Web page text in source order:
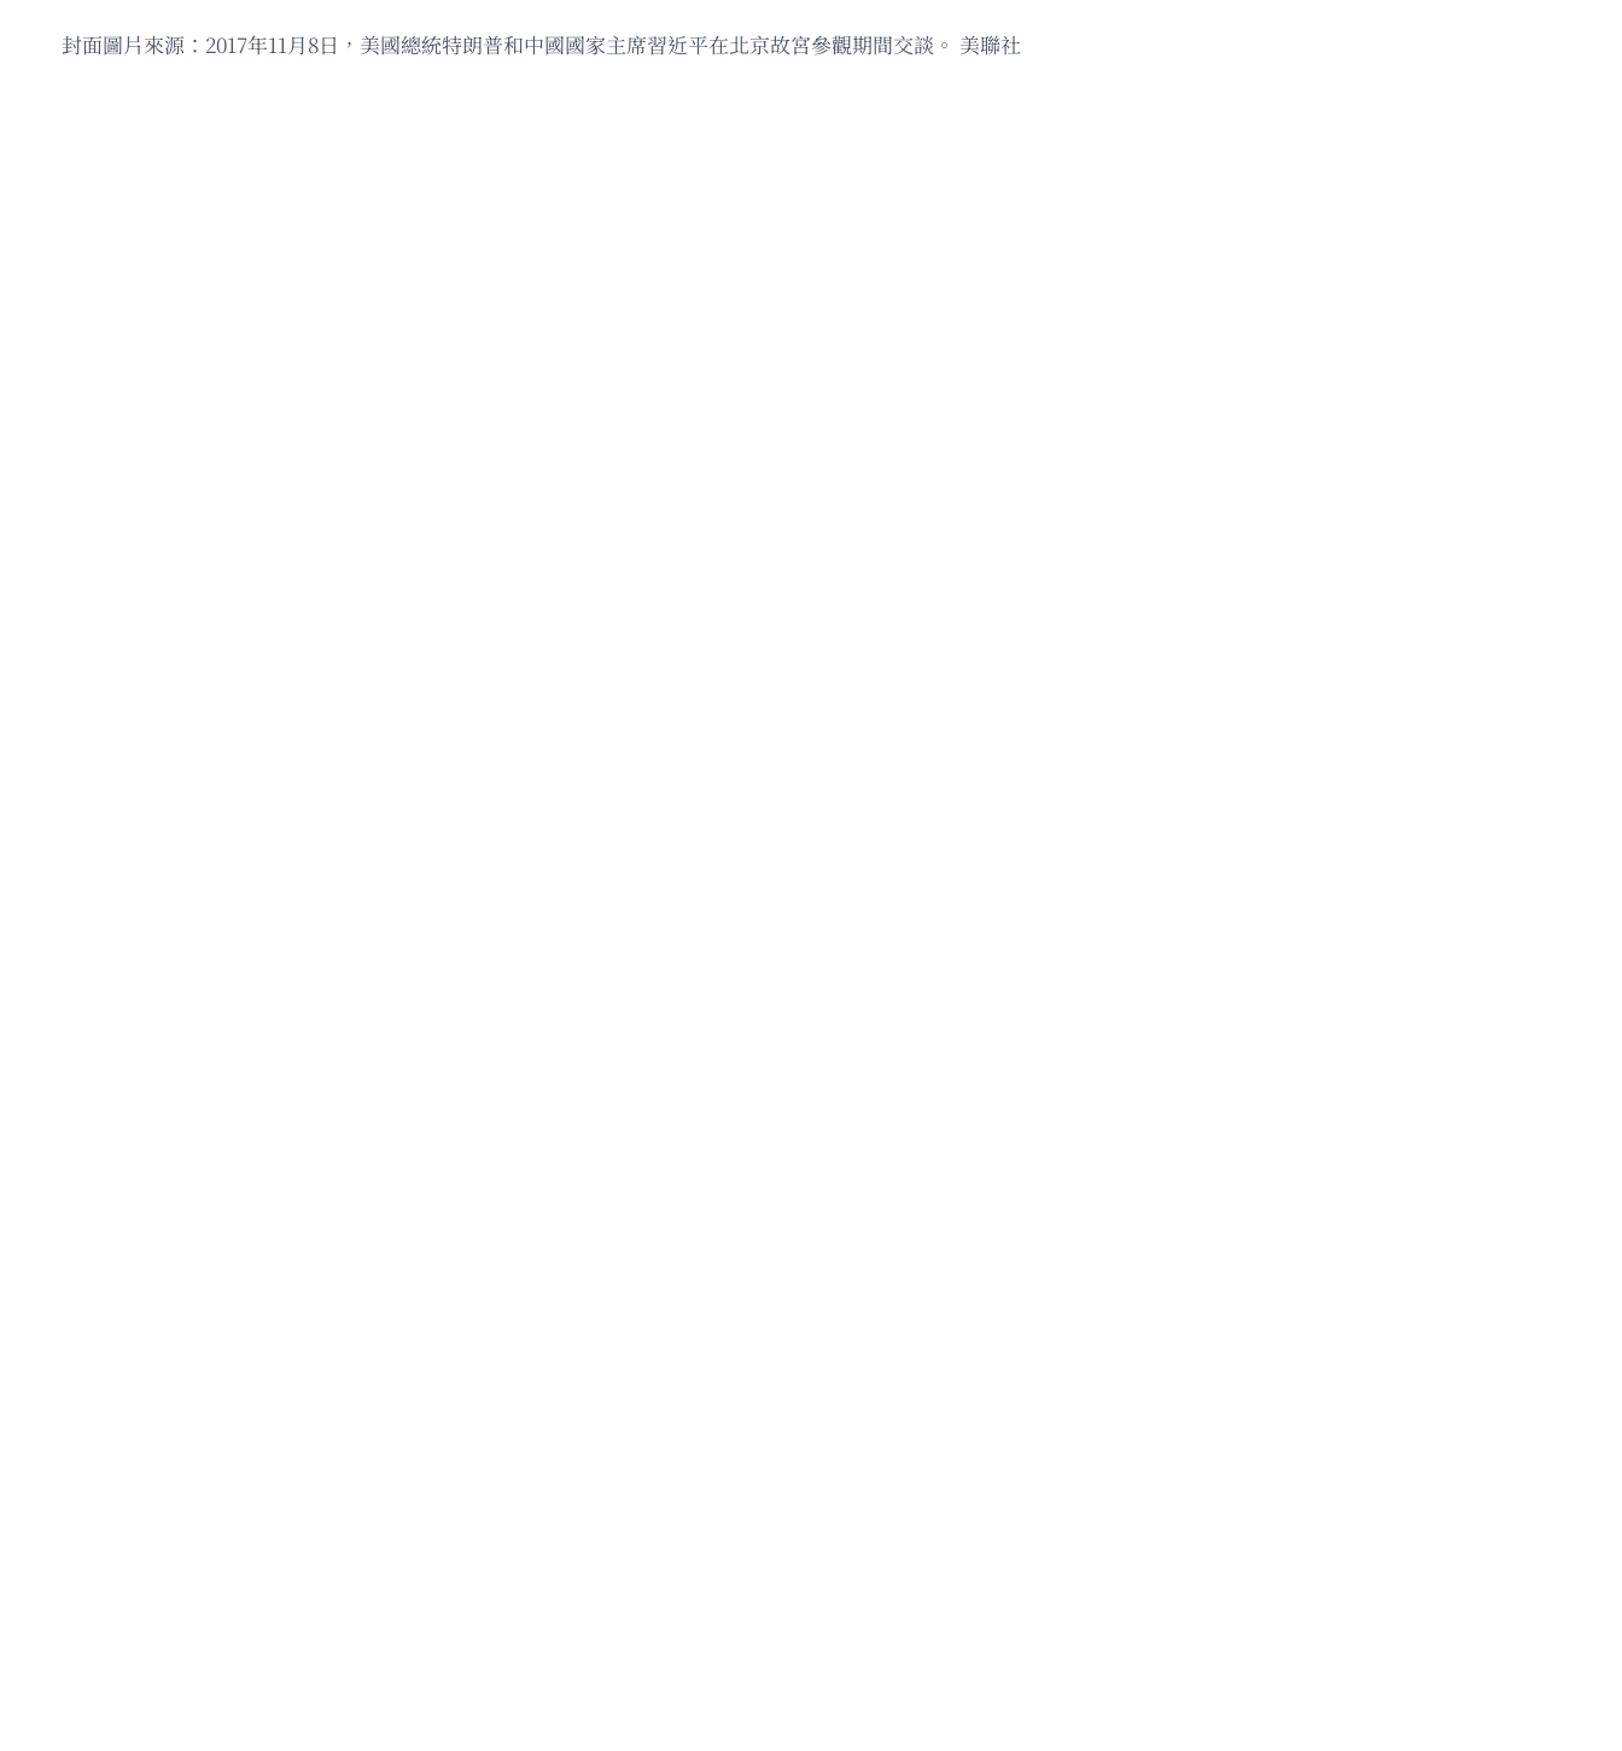
封面圖片來源：2017年11月8日，美國總統特朗普和中國國家主席習近平在北京故宮參觀期間交談。 美聯社